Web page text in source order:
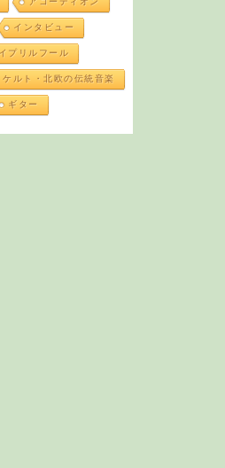
インタビュー
プリルフール
ルト・北欧の伝統音楽
ギター